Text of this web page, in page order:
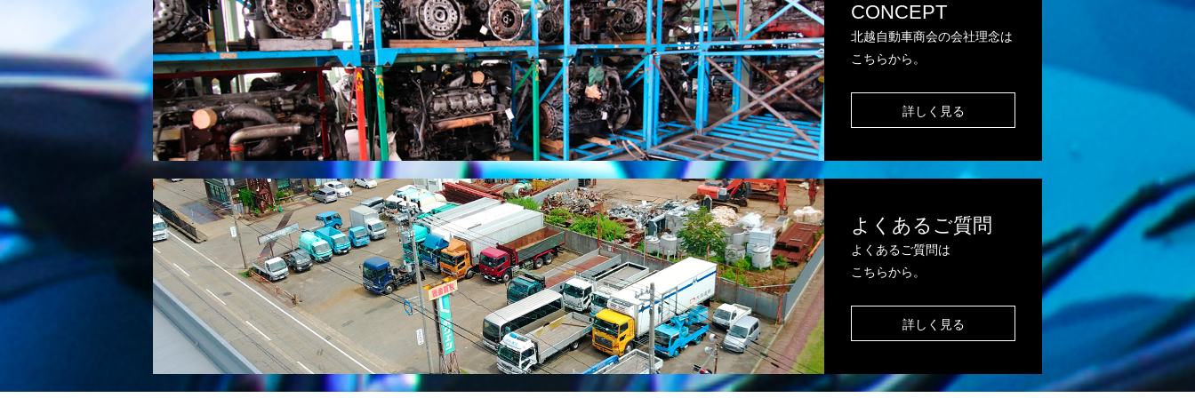
CONCEPT
北越自動車商会の会社理念は
こちらから。
詳しく見る
よくあるご質問
よくあるご質問は
こちらから。
詳しく見る